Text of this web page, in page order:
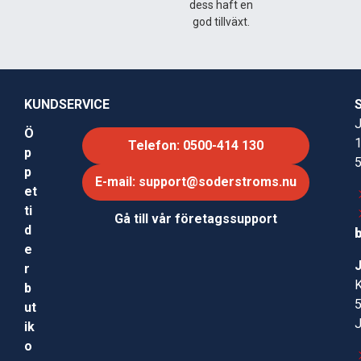
Gardena Stoppkontakt 1/2″ passar trädgårdsanvändare
vill effektivisera sitt bevattningsarbete. För planering
här
dess haft en
god tillväxt.
KUNDSERVICE
Ö
p
p
et
ti
d
e
r
b
ut
ik
o
Telefon: 0500-414 130
E-mail: support@soderstroms.nu
Gå till vår företagssupport